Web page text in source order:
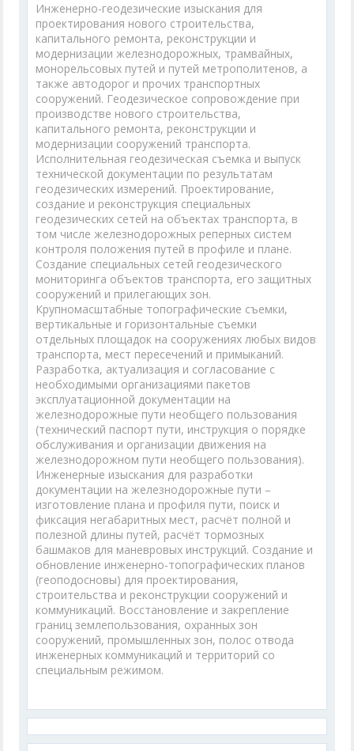
Инженерно-геодезические изыскания для
проектирования нового строительства,
капитального ремонта, реконструкции и
модернизации железнодорожных, трамвайных,
монорельсовых путей и путей метрополитенов, а
также автодорог и прочих транспортных
сооружений. Геодезическое сопровождение при
производстве нового строительства,
капитального ремонта, реконструкции и
модернизации сооружений транспорта.
Исполнительная геодезическая съемка и выпуск
технической документации по результатам
геодезических измерений. Проектирование,
создание и реконструкция специальных
геодезических сетей на объектах транспорта, в
том числе железнодорожных реперных систем
контроля положения путей в профиле и плане.
Создание специальных сетей геодезического
мониторинга объектов транспорта, его защитных
сооружений и прилегающих зон.
Крупномасштабные топографические съемки,
вертикальные и горизонтальные съемки
отдельных площадок на сооружениях любых видов
транспорта, мест пересечений и примыканий.
Разработка, актуализация и согласование с
необходимыми организациями пакетов
эксплуатационной документации на
железнодорожные пути необщего пользования
(технический паспорт пути, инструкция о порядке
обслуживания и организации движения на
железнодорожном пути необщего пользования).
Инженерные изыскания для разработки
документации на железнодорожные пути –
изготовление плана и профиля пути, поиск и
фиксация негабаритных мест, расчёт полной и
полезной длины путей, расчёт тормозных
башмаков для маневровых инструкций. Создание и
обновление инженерно-топографических планов
(геоподосновы) для проектирования,
строительства и реконструкции сооружений и
коммуникаций. Восстановление и закрепление
границ землепользования, охранных зон
сооружений, промышленных зон, полос отвода
инженерных коммуникаций и территорий со
специальным режимом.